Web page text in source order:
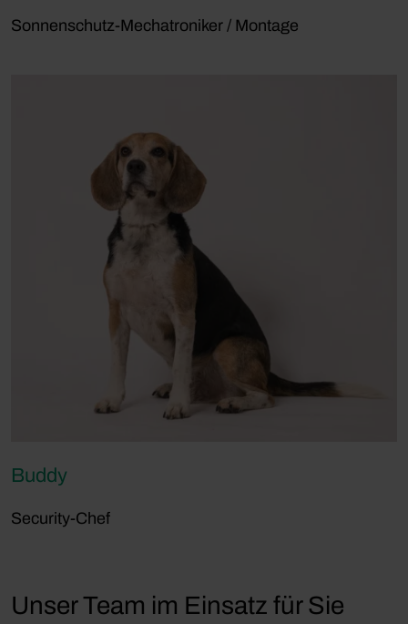
Sonnenschutz-Mechatroniker / Montage
Buddy
Security-Chef
Unser Team im Einsatz für Sie